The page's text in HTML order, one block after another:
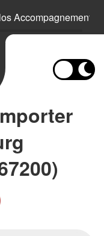
Accompagnements